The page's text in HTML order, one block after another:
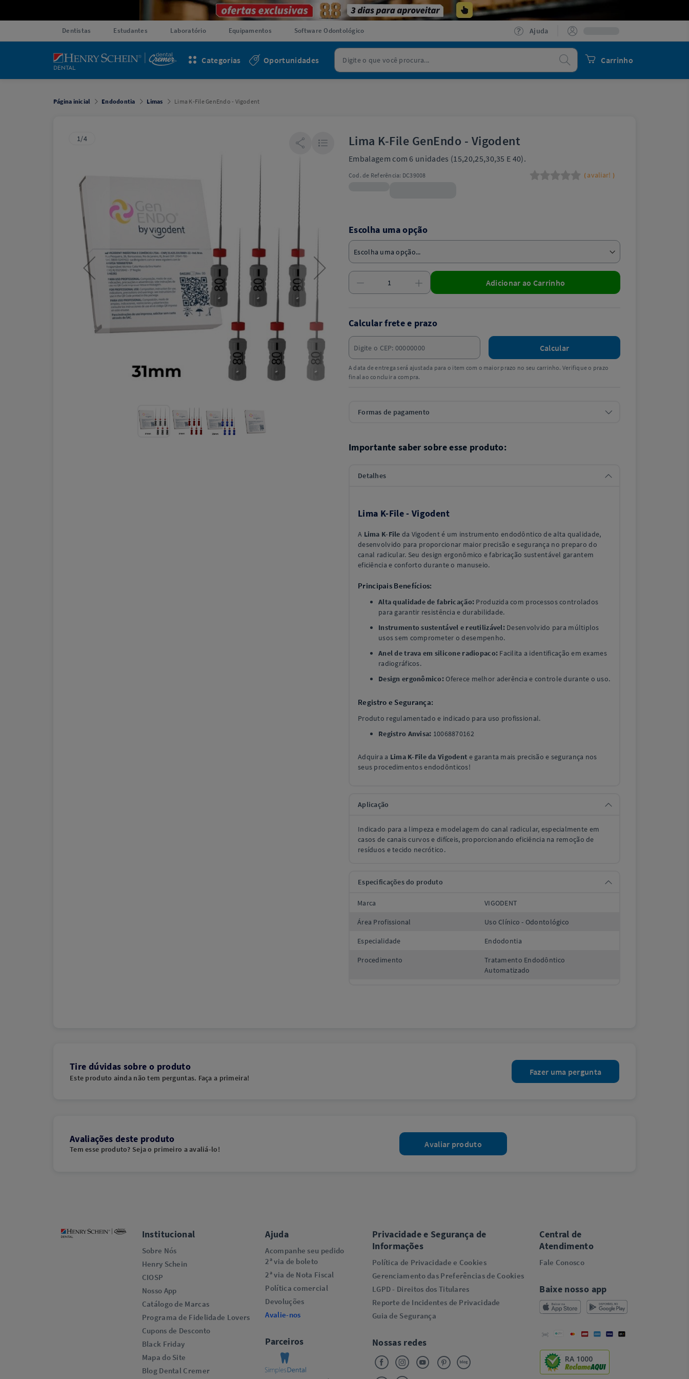
Dentistas Estudantes Laboratório Equipamentos Software Odontológico Ajuda
Carrinho
Procurar
Oportunidades
Categorias
Página inicial Endodontia Limas Lima K-File GenEndo - Vigodent
1/4 Lima K-File GenEndo - Vigodent
Embalagem com 6 unidades (15,20,25,30,35 E 40).
Cod. de Referência: DC39008 ( avaliar! )
Escolha uma opção
Adicionar ao Carrinho
Calcular frete e prazo
Calcular
A data de entrega será ajustada para o item com o maior prazo no seu carrinho. Verifique o prazo
final ao concluir a compra.
Formas de pagamento
Importante saber sobre esse produto:
Detalhes
Lima K-File - Vigodent
A Lima K-File da Vigodent é um instrumento endodôntico de alta qualidade,
desenvolvido para proporcionar maior precisão e segurança no preparo do
canal radicular. Seu design ergonômico e fabricação sustentável garantem
eficiência e conforto durante o manuseio.
Principais Benefícios:
Alta qualidade de fabricação: Produzida com processos controlados
para garantir resistência e durabilidade.
Instrumento sustentável e reutilizável:Desenvolvido para múltiplos
usos sem comprometer o desempenho.
Anel de trava em silicone radiopaco: Facilita a identificação em exames
radiográficos.
Design ergonômico:Oferece melhor aderência e controle durante o uso.
Registro e Segurança:
Produto regulamentado e indicado para uso profissional.
Registro Anvisa: 10068870162
Adquira a Lima K-File da Vigodent e garanta mais precisão e segurança nos
seus procedimentos endodônticos!
Aplicação
Indicado para a limpeza e modelagem do canal radicular, especialmente em
casos de canais curvos e difíceis, proporcionando eficiência na remoção de
resíduos e tecido necrótico.
Especificações do produto
Marca VIGODENT
Área Profissional Uso Clínico - Odontológico
Especialidade Endodontia
Procedimento
Tratamento Endodôntico
Automatizado
Tire dúvidas sobre o produto
Este produto ainda não tem perguntas. Faça a primeira!
Fazer uma pergunta
Avaliações deste produto
Tem esse produto? Seja o primeiro a avaliá-lo!
Avaliar produto
Institucional
Sobre Nós
Henry Schein
CIOSP
Nosso App
Catálogo de Marcas
Programa de Fidelidade Lovers​
Cupons de Desconto
Black Friday
Mapa do Site
Blog Dental Cremer
Ajuda
Acompanhe seu pedido
2ª via de boleto
2ª via de Nota Fiscal
Política comercial
Devoluções
Avalie-nos
Parceiros
Privacidade e Segurança de
Informações
Política de Privacidade e Cookies
Gerenciamento das Preferências de Cookies
LGPD - Direitos dos Titulares
Reporte de Incidentes de Privacidade
Guia de Segurança
Nossas redes
Central de
Atendimento
Fale Conosco
Baixe nosso app
RA 1000